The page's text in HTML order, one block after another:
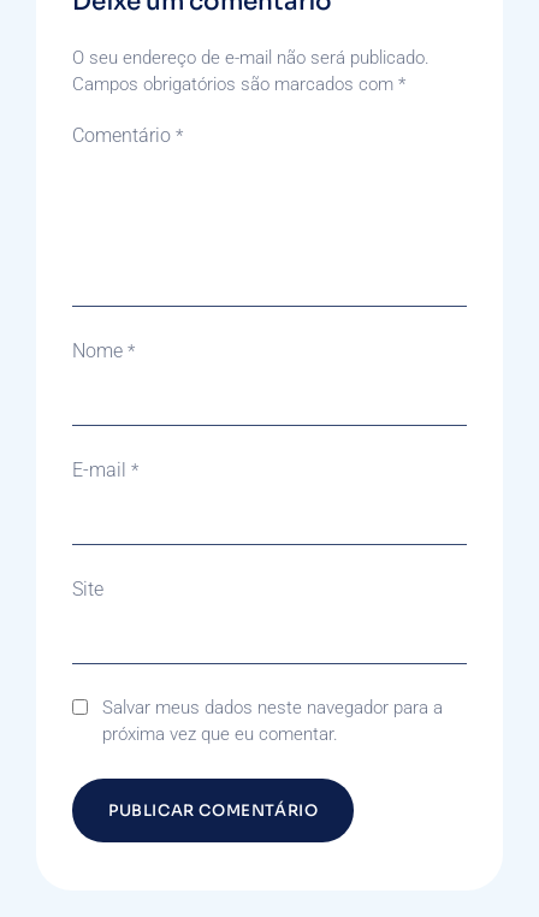
O seu endereço de e-mail não será publicado.
Campos obrigatórios são marcados com *
Comentário *
Nome *
E-mail *
Site
Salvar meus dados neste navegador para a
próxima vez que eu comentar.